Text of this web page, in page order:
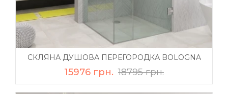
СКЛЯНА ДУШОВА ПЕРЕГОРОДКА BOLOGNA
15976 грн. 18795 грн.